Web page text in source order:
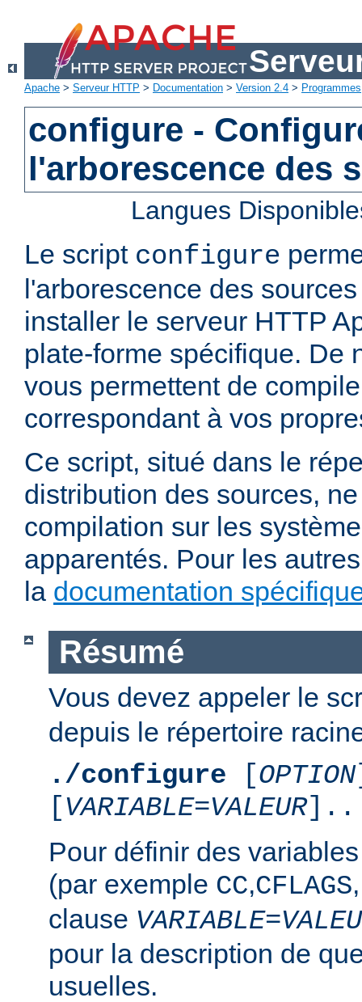
Apache > Serveur HTTP > Documentation > Version 2.4 > Programmes
configure -
l'arborescence des
Langues
Le script configure
l'arborescence des
installer le serveur HTTP
plate-forme spécifique. De
vous permettent de
correspondant à vos
Ce script, situé dans le
distribution des sources,
compilation sur les
apparentés. Pour les
la documentation
Résumé
Vous devez appeler le
depuis le répertoire
./configure [OPTION
[VARIABLE=VALEUR
Pour définir des
(par exemple CC,CFLAGS
clause VARIABLE=
pour la description de
usuelles.